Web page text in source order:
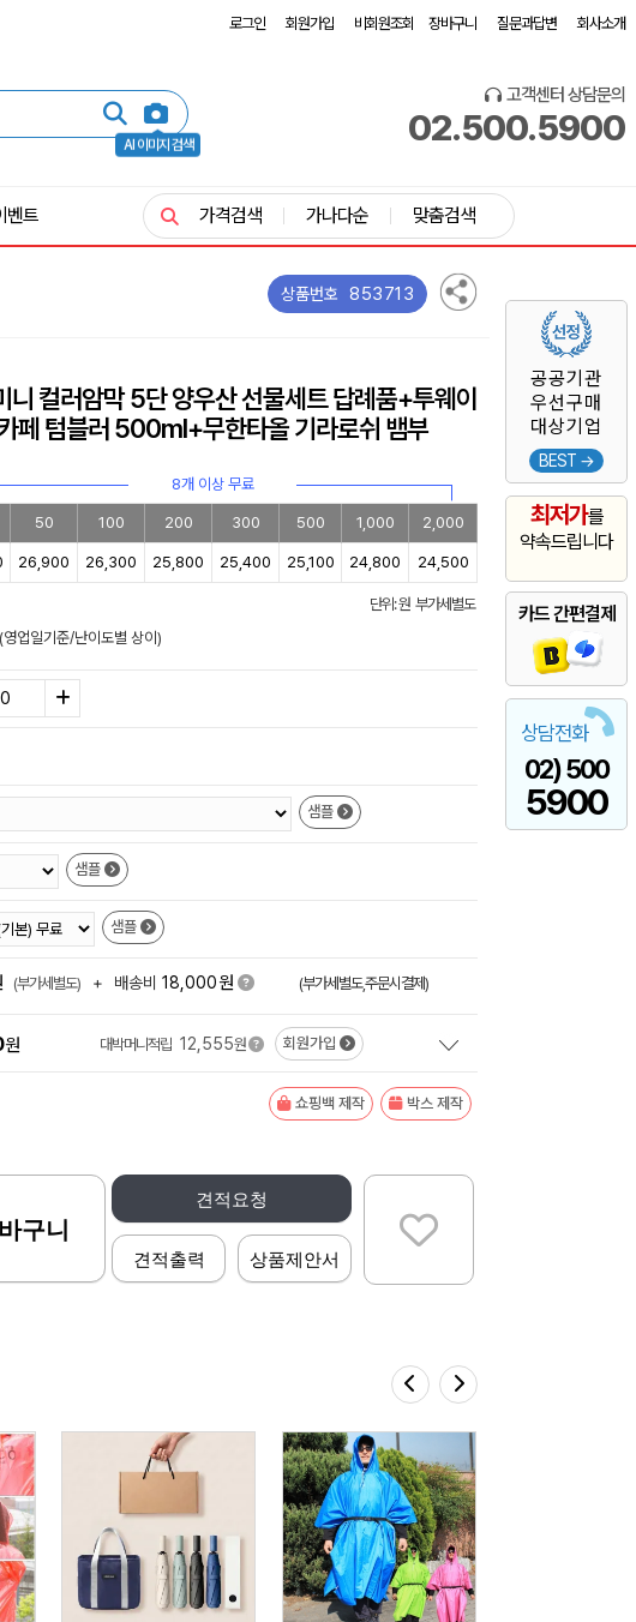
로그인 회원가입 비회원조회 장바구니 질문과답변 회사소개
AI 이미지 검색
고객센터 상담문의
02.500.5900
공공기관
우선구매
대상기업
BEST →
최저가를
약속드립니다
카드 간편결제
상담전화
02) 500
5900
벤트 가격검색 가나다순 맞춤검색
상품번호 853713
니 컬러암막 5단 양우산 선물세트 답례품+투웨이
페 텀블러 500ml+무한타올 기라로쉬 뱀부
8개 이상 무료
50 100 200 300 500 1,000 2,000
26,900 26,300 25,800 25,400 25,100 24,800 24,500
단위: 원 부가세별도
업일기준/난이도별 상이)
샘플
샘플
샘플
(부가세별도) + 배송비 18,000원 (부가세별도,주문시결제)
원 대박머니적립 12,555원 회원가입
쇼핑백 제작 박스 제작
견적요청
견적출력 상품제안서
구니